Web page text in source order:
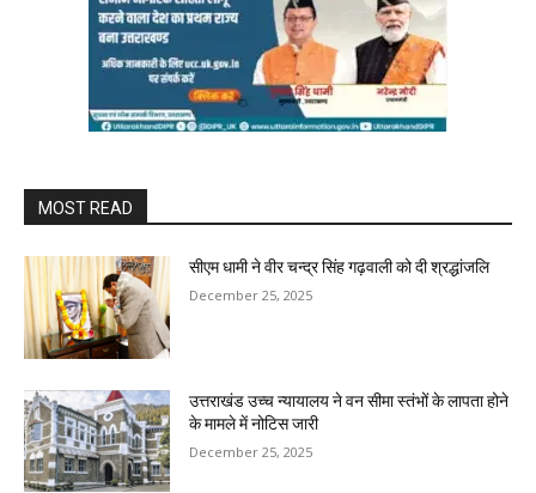
MOST READ
सीएम धामी ने वीर चन्द्र सिंह गढ़वाली को दी श्रद्धांजलि
December 25, 2025
उत्तराखंड उच्च न्यायालय ने वन सीमा स्तंभों के लापता होने
के मामले में नोटिस जारी
December 25, 2025